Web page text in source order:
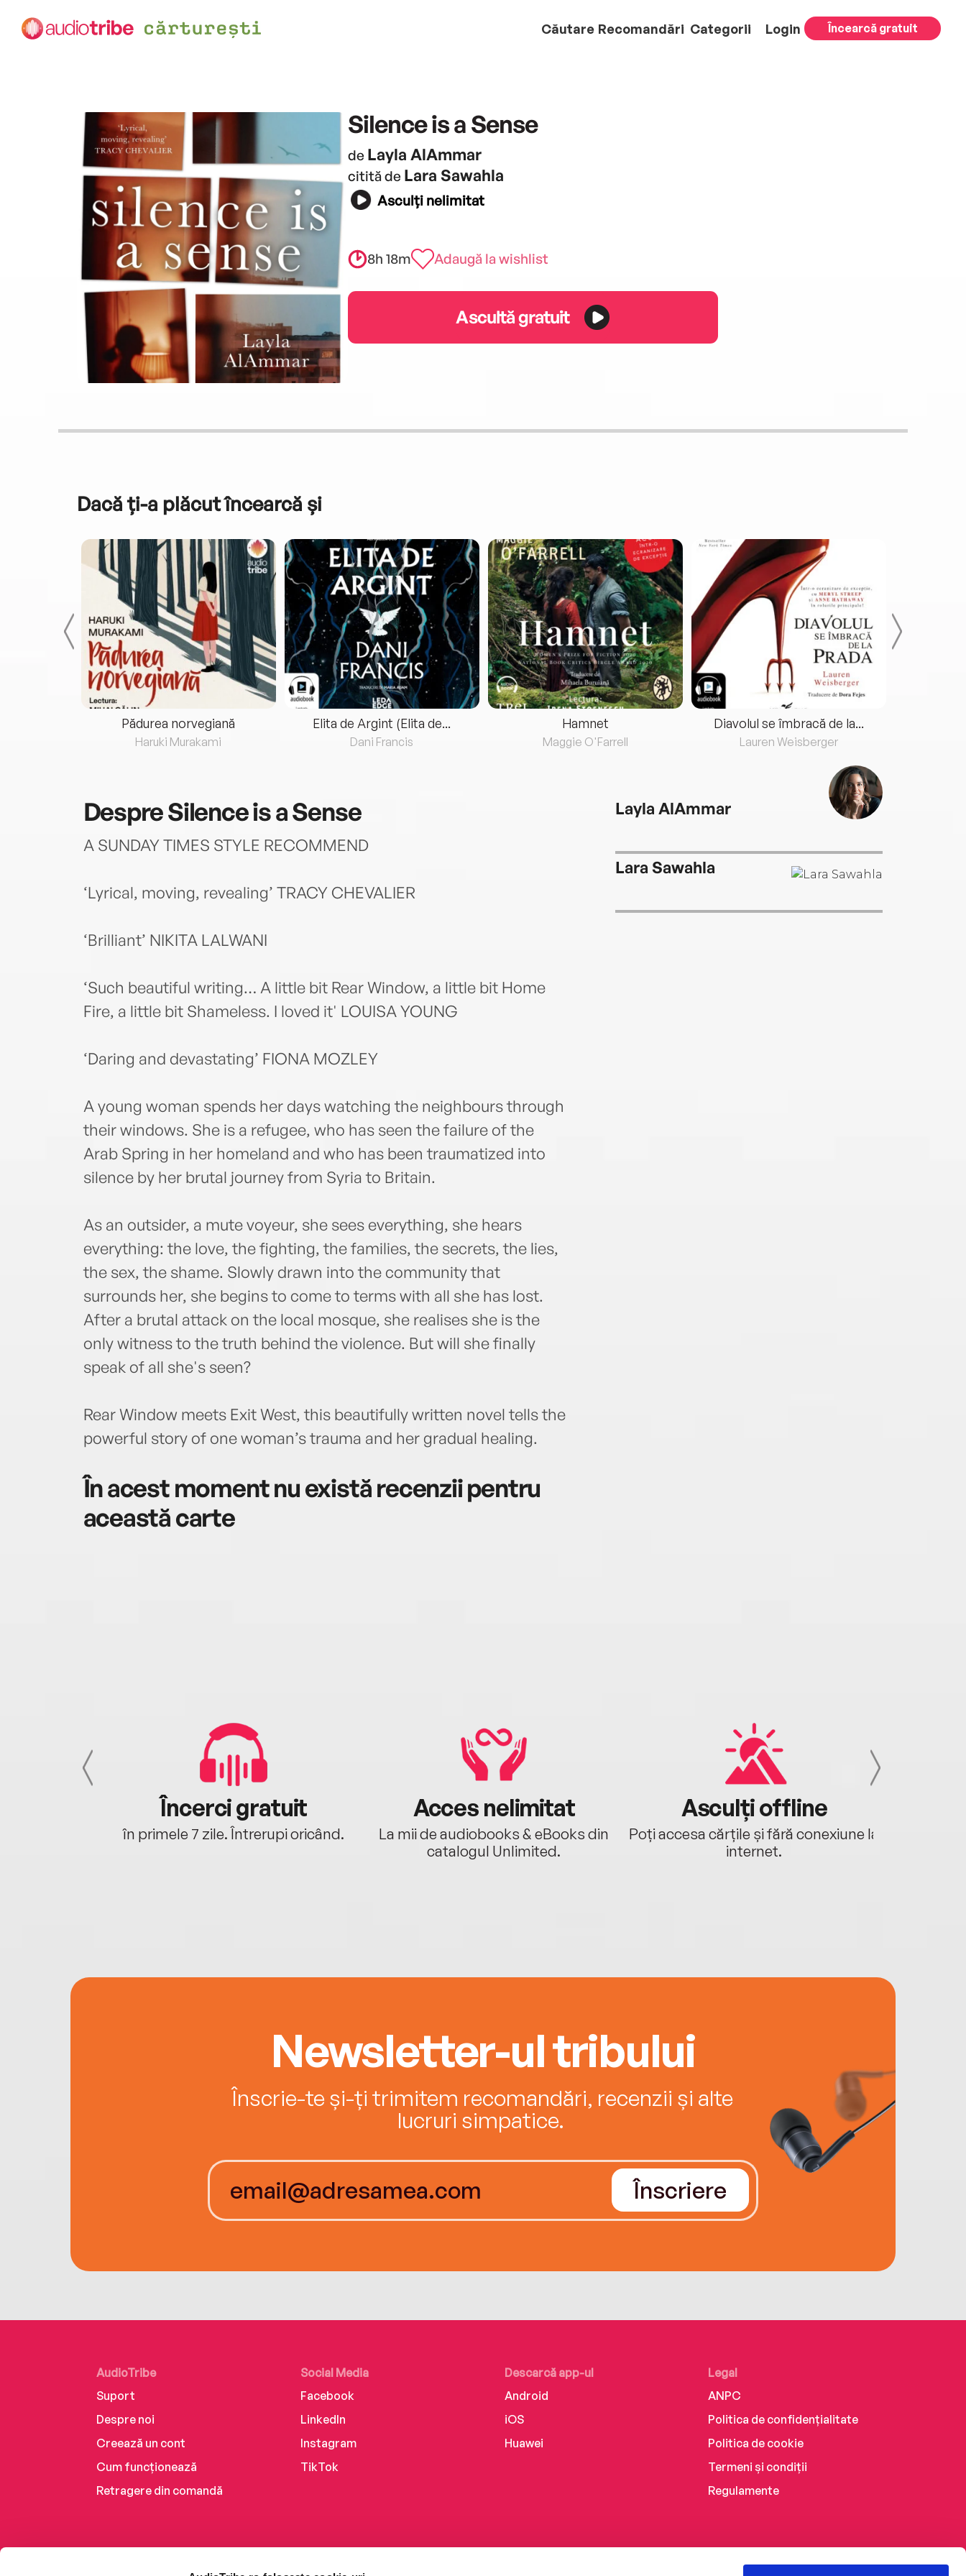
Căutare Recomandări Categorii Login Încearcă gratuit
Silence is a Sense
de Layla AlAmmar
citită de Lara Sawahla
Asculți nelimitat
8h 18m Adaugă la wishlist
Ascultă gratuit
Dacă ți-a plăcut încearcă și
Pădurea norvegiană
Haruki Murakami
Elita de Argint (Elita de...
Dani Francis
Hamnet
Maggie O'Farrell
Diavolul se îmbracă de la...
Lauren Weisberger
DespreSilence is a Sense
A SUNDAY TIMES STYLE RECOMMEND
‘Lyrical, moving, revealing’ TRACY CHEVALIER
‘Brilliant’ NIKITA LALWANI
‘Such beautiful writing… A little bit Rear Window, a little bit Home
Fire, a little bit Shameless. I loved it' LOUISA YOUNG
‘Daring and devastating’ FIONA MOZLEY
A young woman spends her days watching the neighbours through
their windows. She is a refugee, who has seen the failure of the
Arab Spring in her homeland and who has been traumatized into
silence by her brutal journey from Syria to Britain.
As an outsider, a mute voyeur, she sees everything, she hears
everything: the love, the fighting, the families, the secrets, the lies,
the sex, the shame. Slowly drawn into the community that
surrounds her, she begins to come to terms with all she has lost.
After a brutal attack on the local mosque, she realises she is the
only witness to the truth behind the violence. But will she finally
speak of all she's seen?
Rear Window meets Exit West, this beautifully written novel tells the
powerful story of one woman’s trauma and her gradual healing.
În acest moment nu există recenzii pentru
această carte
Layla AlAmmar
Lara Sawahla
Încerci gratuit
în primele 7 zile. Întrerupi oricând.
Acces nelimitat
La mii de audiobooks & eBooks din
catalogul Unlimited.
Asculți offline
Poți accesa cărțile și fără conexiune la
internet.
Newsletter-ul tribului
Înscrie-te și-ți trimitem recomandări, recenzii și alte
lucruri simpatice.
Înscriere
AudioTribe
Suport
Despre noi
Creează un cont
Cum funcționează
Retragere din comandă
Social Media
Facebook
LinkedIn
Instagram
TikTok
Descarcă app-ul
Android
iOS
Huawei
Legal
ANPC
Politica de confidențialitate
Politica de cookie
Termeni și condiții
Regulamente